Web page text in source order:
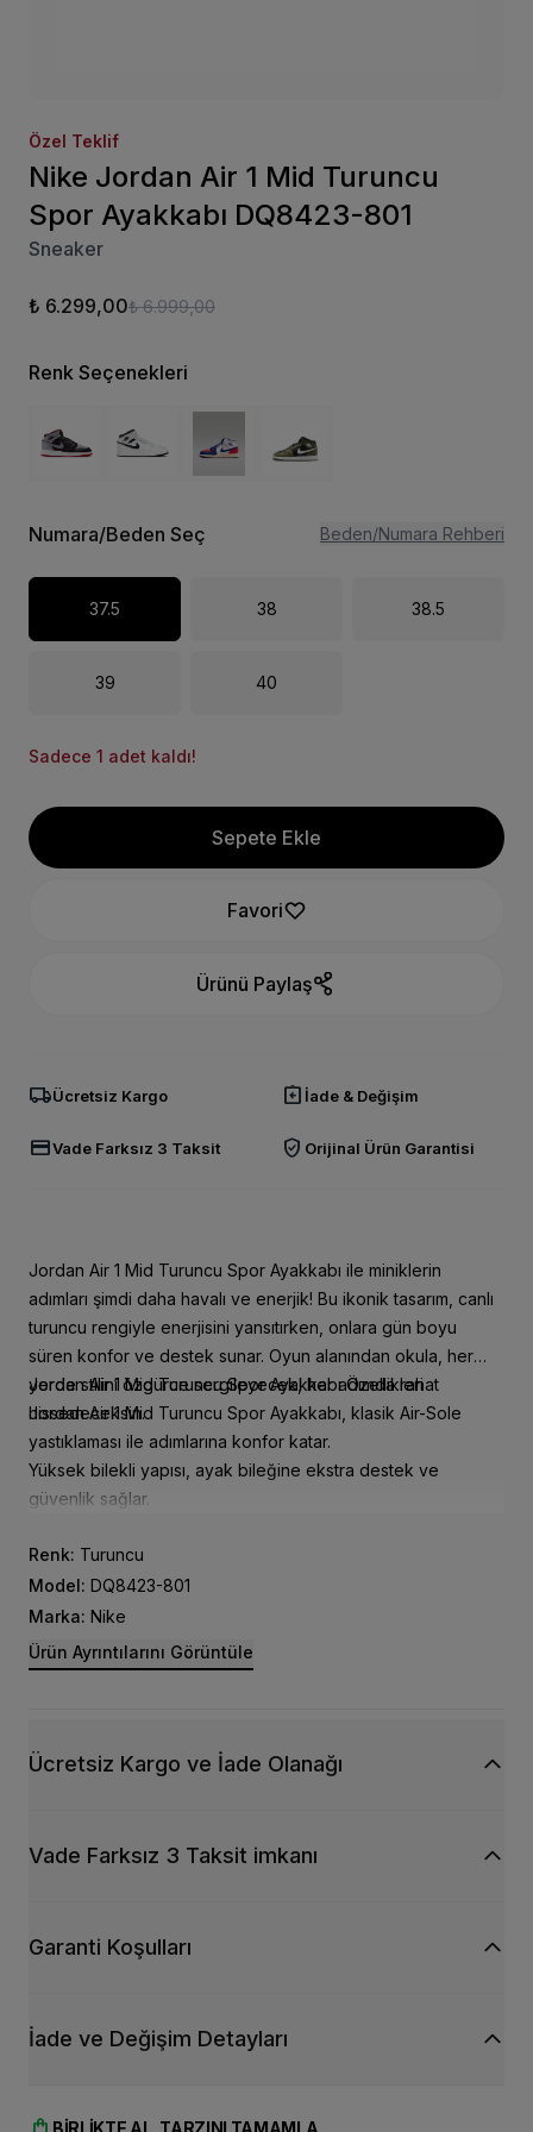
Özel Teklif
Nike Jordan Air 1 Mid Turuncu
Spor Ayakkabı DQ8423-801
Sneaker
₺ 6.299,00₺ 6.999,00
Renk Seçenekleri
Numara/Beden Seç Beden/Numara Rehberi
37.5 38 38.5
39 40
Sadece 1 adet kaldı!
Sepete Ekle
Favori
Ürünü Paylaş
local_shippingÜcretsiz Kargo assignment_return İade & Değişim
credit_cardVade Farksız 3 Taksit verified_user Orijinal Ürün Garantisi
Jordan Air 1 Mid Turuncu Spor Ayakkabı ile miniklerin
adımları şimdi daha havalı ve enerjik! Bu ikonik tasarım, canlı
turuncu rengiyle enerjisini yansıtırken, onlara gün boyu
süren konfor ve destek sunar. Oyun alanından okula, her
yerde stilini özgürce sergileyecek, her adımda rahat
hissedeceksin.
Jordan Air 1 Mid Turuncu Spor Ayakkabı Özellikleri
Jordan Air 1 Mid Turuncu Spor Ayakkabı, klasik Air-Sole
yastıklaması ile adımlarına konfor katar.
Yüksek bilekli yapısı, ayak bileğine ekstra destek ve
güvenlik sağlar.
güçlü tutuş elde edersin.
Cırt cırtlı bant ve elastik bağcıkları, ayakkabıyı kolayca giyip
çıkarmana olanak tanır.
Canlı turuncu ve uyumlu siyah detaylar, sportif ve dikkat
çekici bir stil sunar.
Renk: Turuncu
Model: DQ8423-801
Marka: Nike
Ürün Ayrıntılarını Görüntüle
Ücretsiz Kargo ve İade Olanağı
Vade Farksız 3 Taksit imkanı
Garanti Koşulları
İade ve Değişim Detayları
BIRLIKTE AL, TARZINI TAMAMLA